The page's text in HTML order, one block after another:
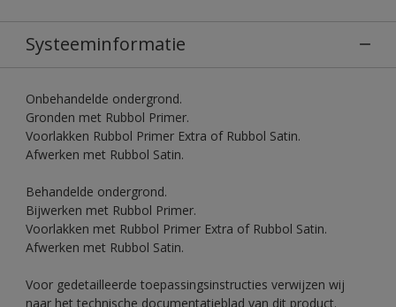
Systeeminformatie
Onbehandelde ondergrond.
Gronden met Rubbol Primer.
Voorlakken Rubbol Primer Extra of Rubbol Satin.
Afwerken met Rubbol Satin.
Behandelde ondergrond.
Bijwerken met Rubbol Primer.
Voorlakken met Rubbol Primer Extra of Rubbol Satin.
Afwerken met Rubbol Satin.
Voor gedetailleerde toepassingsinstructies verwijzen wij
naar het technische documentatieblad van dit product.